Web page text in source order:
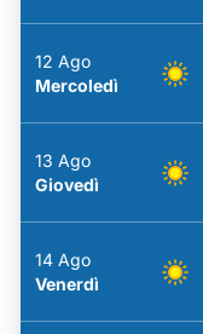
12 Ago
Mercoledì
13 Ago
Giovedì
14 Ago
Venerdì